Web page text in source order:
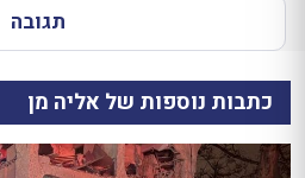
תגובה
כתבות נוספות של אליה מן